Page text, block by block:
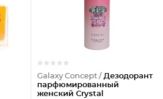
Galaxy Concept / Дезодорант
парфюмированный
женский Crystal